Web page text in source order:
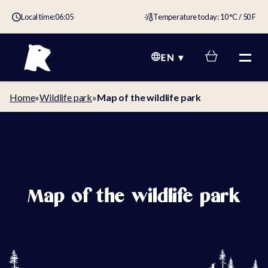
Local time:06:05 Temperature today: 10 °C / 50 F
EN
Home»Wildlife park»Map of the wildlife park
Map of the wildlife park